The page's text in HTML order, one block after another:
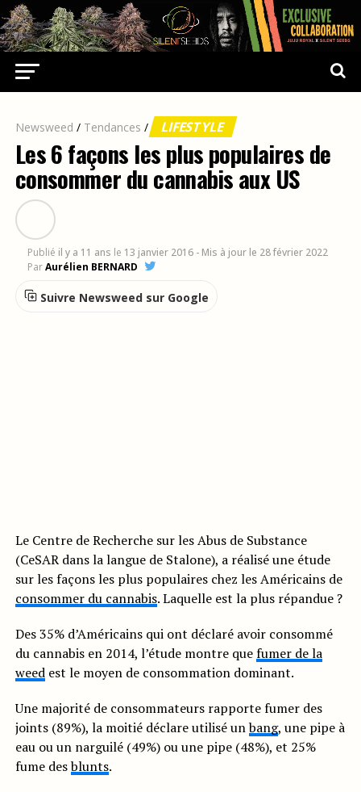
Newsweed / Tendances / LIFESTYLE
Les 6 façons les plus populaires de
consommer du cannabis aux US
Publié il y a 11 ans le 13 janvier 2016 - Mis à jour le 28 février 2022
ParAurélien BERNARD
Suivre Newsweed sur Google
Le Centre de Recherche sur les Abus de Substance
(CeSAR dans la langue de Stalone), a réalisé une étude
sur les façons les plus populaires chez les Américains de
consommer du cannabis. Laquelle est la plus répandue ?
Des 35% d’Américains qui ont déclaré avoir consommé
du cannabis en 2014, l’étude montre quefumer de la
weedest le moyen de consommation dominant.
Une majorité de consommateurs rapporte fumer des
joints (89%), la moitié déclare utilisé unbang, une pipe à
eau ou un narguilé (49%) ou une pipe (48%), et 25%
fume desblunts.